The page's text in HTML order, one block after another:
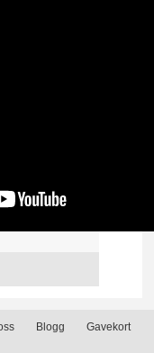
Blogg Gavekort